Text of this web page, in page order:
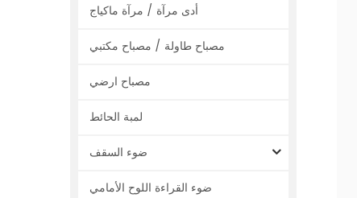
أدى مرآة / مرآة ماكياج
مصباح طاولة / مصباح مكتبي
مصباح ارضي
لمبة الحائط
ضوء السقف
ضوء القراءة اللوح الأمامي